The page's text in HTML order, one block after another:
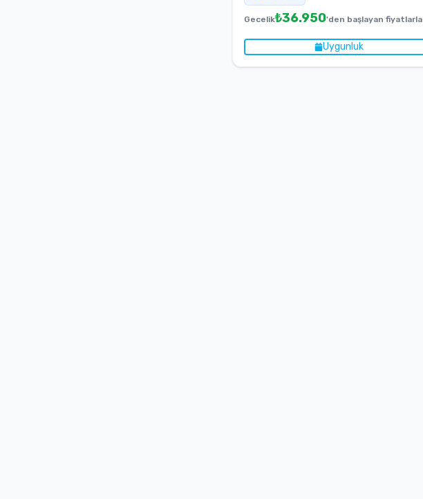
Gecelik₺36.950'den başlayan fiyatlarla
Uygunluk